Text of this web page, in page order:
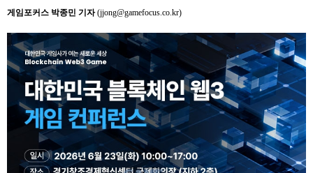
게임포커스 박종민 기자(jjong@gamefocus.co.kr)